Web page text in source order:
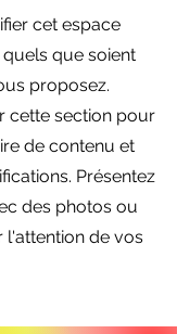
cet espace
que soient
proposez.
cette section pour
de contenu et
Présentez
des photos ou
l'attention de vos